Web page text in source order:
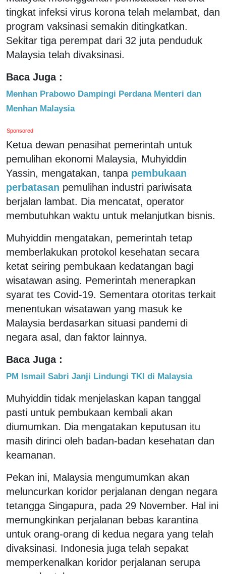
tingkat infeksi virus korona telah melambat, dan
program vaksinasi semakin ditingkatkan.
Sekitar tiga perempat dari 32 juta penduduk
Malaysia telah divaksinasi.
Baca Juga :
Menhan Prabowo Dampingi Perdana Menteri dan
Menhan Malaysia
Sponsored
Ketua dewan penasihat pemerintah untuk
pemulihan ekonomi Malaysia, Muhyiddin
Yassin, mengatakan, tanpa pembukaan
perbatasan pemulihan industri pariwisata
berjalan lambat. Dia mencatat, operator
membutuhkan waktu untuk melanjutkan bisnis.
Muhyiddin mengatakan, pemerintah tetap
memberlakukan protokol kesehatan secara
ketat seiring pembukaan kedatangan bagi
wisatawan asing. Pemerintah menerapkan
syarat tes Covid-19. Sementara otoritas terkait
menentukan wisatawan yang masuk ke
Malaysia berdasarkan situasi pandemi di
negara asal, dan faktor lainnya.
Baca Juga :
PM Ismail Sabri Janji Lindungi TKI di Malaysia
Muhyiddin tidak menjelaskan kapan tanggal
pasti untuk pembukaan kembali akan
diumumkan. Dia mengatakan keputusan itu
masih dirinci oleh badan-badan kesehatan dan
keamanan.
Pekan ini, Malaysia mengumumkan akan
meluncurkan koridor perjalanan dengan negara
tetangga Singapura, pada 29 November. Hal ini
memungkinkan perjalanan bebas karantina
untuk orang-orang di kedua negara yang telah
divaksinasi. Indonesia juga telah sepakat
memperkenalkan koridor perjalanan serupa